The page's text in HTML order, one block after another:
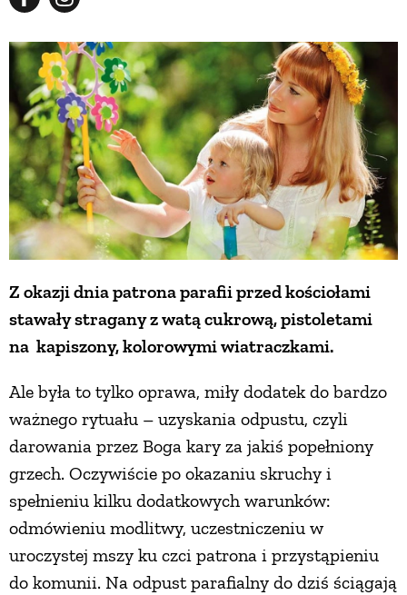
Z okazji dnia patrona parafii przed kościołami
stawały stragany z watą cukrową, pistoletami
na kapiszony, kolorowymi wiatraczkami.
Ale była to tylko oprawa, miły dodatek do bardzo
ważnego rytuału – uzyskania odpustu, czyli
darowania przez Boga kary za jakiś popełniony
grzech. Oczywiście po okazaniu skruchy i
spełnieniu kilku dodatkowych warunków:
odmówieniu modlitwy, uczestniczeniu w
uroczystej mszy ku czci patrona i przystąpieniu
do komunii. Na odpust parafialny do dziś ściągają